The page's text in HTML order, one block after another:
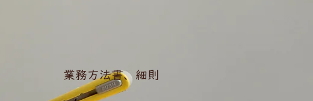
業務方法書、細則